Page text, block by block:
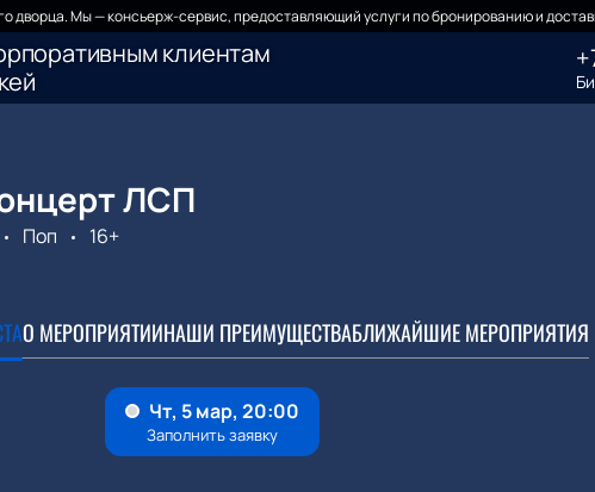
дворца. Мы — консьерж-сервис, предоставляющий услуги по бронированию и
клиентам
ЛСП
Поп
16+
О МЕРОПРИЯТИИНАШИ ПРЕИМУЩЕСТВАБЛИЖАЙШИЕ МЕРОПРИЯТИЯ